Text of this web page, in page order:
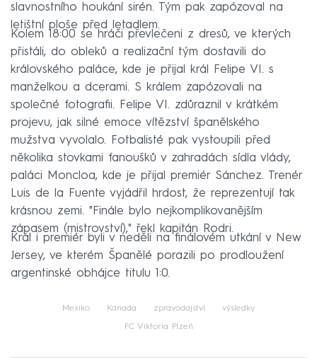
slavnostního houkání sirén. Tým pak zapózoval na
letištní ploše před letadlem.
Kolem 18:00 se hráči převlečeni z dresů, ve kterých
přistáli, do obleků a realizační tým dostavili do
královského paláce, kde je přijal král Felipe VI. s
manželkou a dcerami. S králem zapózovali na
společné fotografii. Felipe VI. zdůraznil v krátkém
projevu, jak silné emoce vítězství španělského
mužstva vyvolalo. Fotbalisté pak vystoupili před
několika stovkami fanoušků v zahradách sídla vlády,
paláci Moncloa, kde je přijal premiér Sánchez. Trenér
Luis de la Fuente vyjádřil hrdost, že reprezentují tak
krásnou zemi. "Finále bylo nejkomplikovanějším
zápasem (mistrovství)," řekl kapitán Rodri.
Král i premiér byli v neděli na finálovém utkání v New
Jersey, ve kterém Španělé porazili po prodloužení
argentinské obhájce titulu 1:0.
Mexiko Kanada zpravodajství výsledky
FC Viktoria Plzeň